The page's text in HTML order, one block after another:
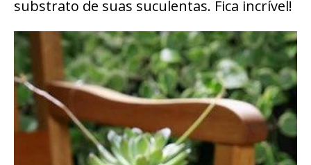
substrato de suas suculentas. Fica incrível!